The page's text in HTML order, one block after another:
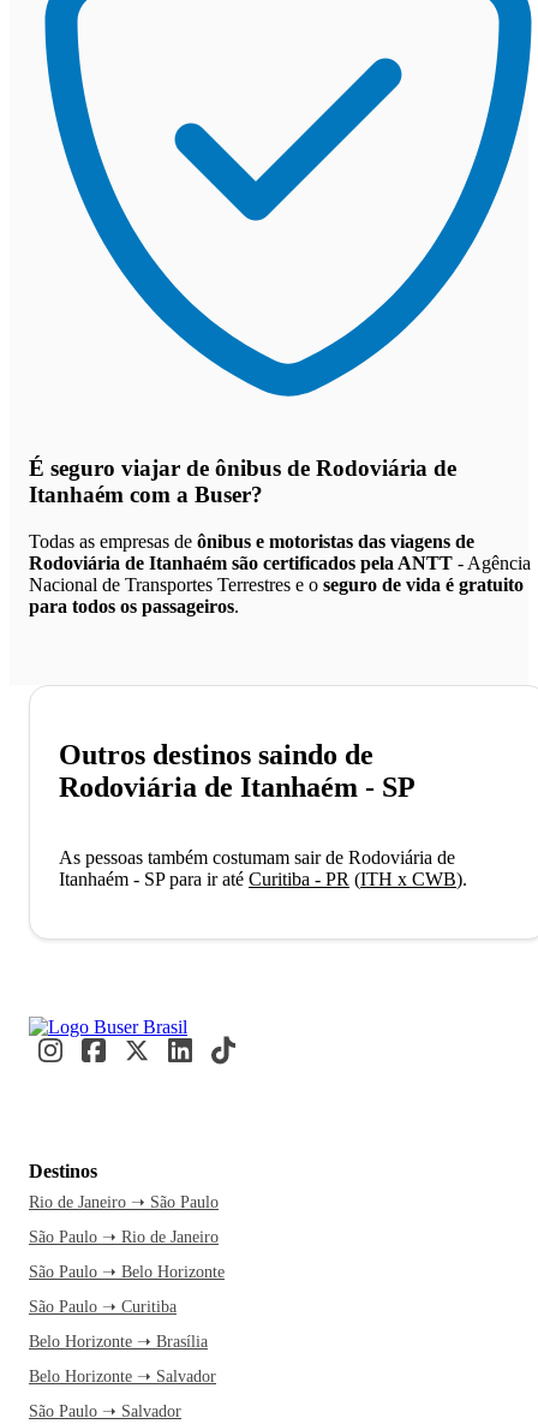
É seguro viajar de ônibus de Rodoviária de
Itanhaém com a Buser?
Todas as empresas de ônibus e motoristas das viagens de
Rodoviária de Itanhaém são certificados pela ANTT - Agência
Nacional de Transportes Terrestres e o seguro de vida é gratuito
para todos os passageiros.
Outros destinos saindo de
Rodoviária de Itanhaém - SP
As pessoas também costumam sair de Rodoviária de
Itanhaém - SP para ir até Curitiba - PR (ITH x CWB).
Destinos
Rio de Janeiro ➝ São Paulo
São Paulo ➝ Rio de Janeiro
São Paulo ➝ Belo Horizonte
São Paulo ➝ Curitiba
Belo Horizonte ➝ Brasília
Belo Horizonte ➝ Salvador
São Paulo ➝ Salvador